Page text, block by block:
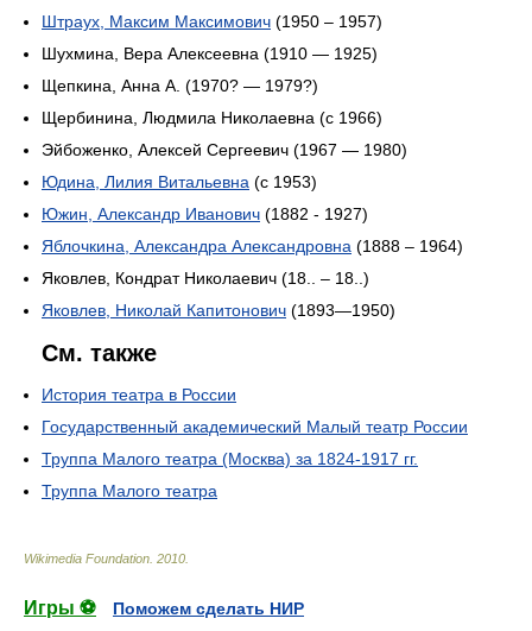
Штраух, Максим Максимович (1950 – 1957)
Шухмина, Вера Алексеевна (1910 — 1925)
Щепкина, Анна А. (1970? — 1979?)
Щербинина, Людмила Николаевна (c 1966)
Эйбоженко, Алексей Сергеевич (1967 — 1980)
Юдина, Лилия Витальевна (c 1953)
Южин, Александр Иванович (1882 - 1927)
Яблочкина, Александра Александровна (1888 – 1964)
Яковлев, Кондрат Николаевич (18.. – 18..)
Яковлев, Николай Капитонович (1893—1950)
См. также
История театра в России
Государственный академический Малый театр России
Труппа Малого театра (Москва) за 1824-1917 гг.
Труппа Малого театра
Wikimedia Foundation 2010
Игры ⚽
Поможем сделать НИР